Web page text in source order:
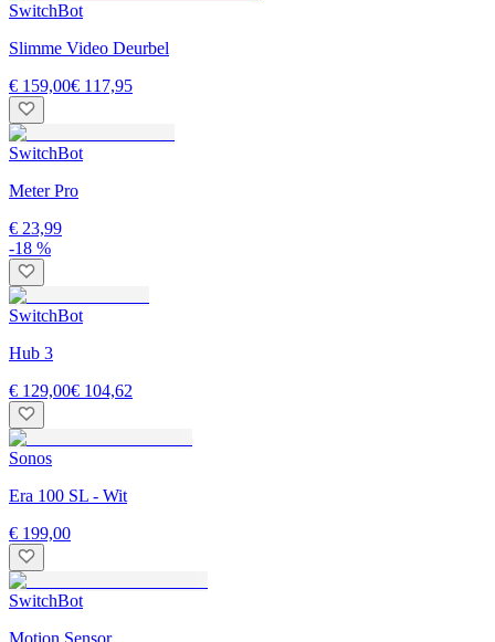
SwitchBot
Slimme Video Deurbel
€ 159,00€ 117,95
SwitchBot
Meter Pro
€ 23,99
-18 %
SwitchBot
Hub 3
€ 129,00€ 104,62
Sonos
Era 100 SL - Wit
€ 199,00
SwitchBot